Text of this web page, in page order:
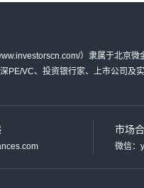
）隶属于北京
PE/VC、投资银行家、上市公司及
市场
微信：